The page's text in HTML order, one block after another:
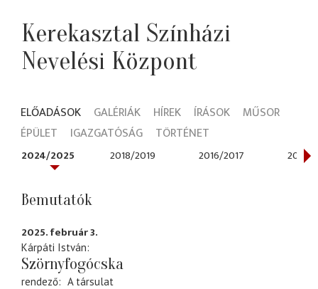
Kerekasztal Színházi
Nevelési Központ
ELŐADÁSOK GALÉRIÁK HÍREK ÍRÁSOK
MŰSOR
ÉPÜLET
IGAZGATÓSÁG TÖRTÉNET
2024/2025 2018/2019 2016/2017 2015/
Bemutatók
2025. február 3.
Kárpáti István
Szörnyfogócska
rendező A társulat